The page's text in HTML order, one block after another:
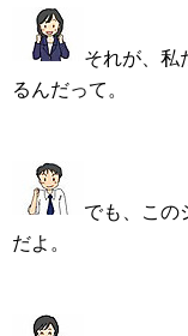
それが、私
るんだって。
でも、この
だよ。